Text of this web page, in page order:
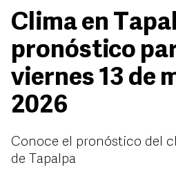
Clima en
pronóstico
viernes 13 de
2026
Conoce el pronóstico del
de Tapalpa